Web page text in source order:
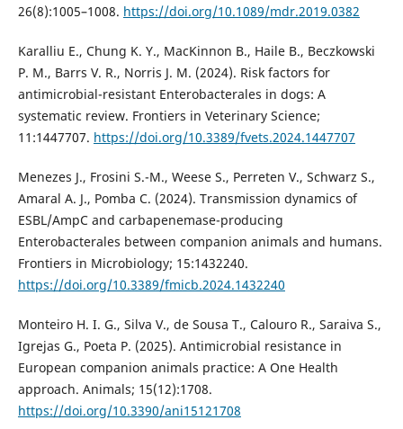
26(8):1005–1008. https://doi.org/10.1089/mdr.2019.0382
Karalliu E., Chung K. Y., MacKinnon B., Haile B., Beczkowski
P. M., Barrs V. R., Norris J. M. (2024). Risk factors for
antimicrobial-resistant Enterobacterales in dogs: A
systematic review. Frontiers in Veterinary Science;
11:1447707. https://doi.org/10.3389/fvets.2024.1447707
Menezes J., Frosini S.-M., Weese S., Perreten V., Schwarz S.,
Amaral A. J., Pomba C. (2024). Transmission dynamics of
ESBL/AmpC and carbapenemase-producing
Enterobacterales between companion animals and humans.
Frontiers in Microbiology; 15:1432240.
https://doi.org/10.3389/fmicb.2024.1432240
Monteiro H. I. G., Silva V., de Sousa T., Calouro R., Saraiva S.,
Igrejas G., Poeta P. (2025). Antimicrobial resistance in
European companion animals practice: A One Health
approach. Animals; 15(12):1708.
https://doi.org/10.3390/ani15121708